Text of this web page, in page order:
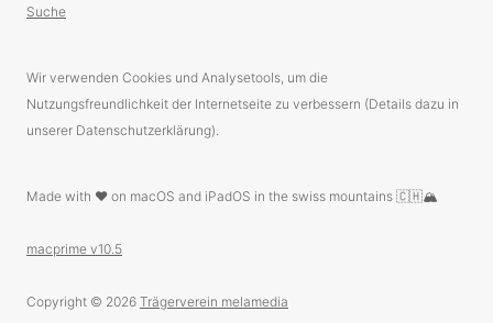
Suche
Wir verwenden Cookies und Analysetools, um die
Nutzungsfreundlichkeit der Internetseite zu verbessern (Details dazu in
unserer Datenschutzerklärung).
Made with ❤️ on macOS and iPadOS in the swiss mountains 🇨🇭🏔
macprime v10.5
Copyright © 2026 Trägerverein melamedia